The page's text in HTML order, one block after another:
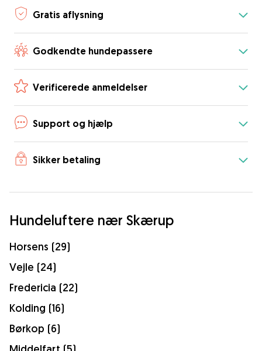
Gratis aflysning
Godkendte hundepassere
Verificerede anmeldelser
Support og hjælp
Sikker betaling
Hundeluftere nær Skærup
Horsens (29)
Vejle (24)
Fredericia (22)
Kolding (16)
Børkop (6)